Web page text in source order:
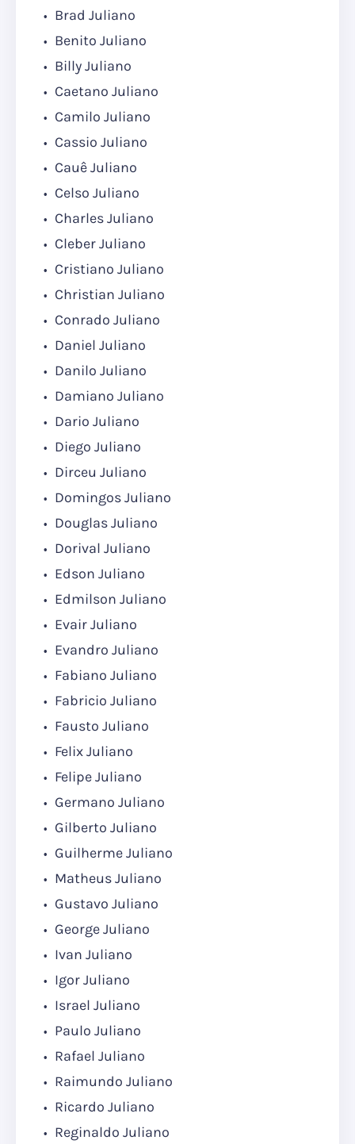
Brad Juliano
Benito Juliano
Billy Juliano
Caetano Juliano
Camilo Juliano
Cassio Juliano
Cauê Juliano
Celso Juliano
Charles Juliano
Cleber Juliano
Cristiano Juliano
Christian Juliano
Conrado Juliano
Daniel Juliano
Danilo Juliano
Damiano Juliano
Dario Juliano
Diego Juliano
Dirceu Juliano
Domingos Juliano
Douglas Juliano
Dorival Juliano
Edson Juliano
Edmilson Juliano
Evair Juliano
Evandro Juliano
Fabiano Juliano
Fabricio Juliano
Fausto Juliano
Felix Juliano
Felipe Juliano
Germano Juliano
Gilberto Juliano
Guilherme Juliano
Matheus Juliano
Gustavo Juliano
George Juliano
Ivan Juliano
Igor Juliano
Israel Juliano
Paulo Juliano
Rafael Juliano
Raimundo Juliano
Ricardo Juliano
Reginaldo Juliano